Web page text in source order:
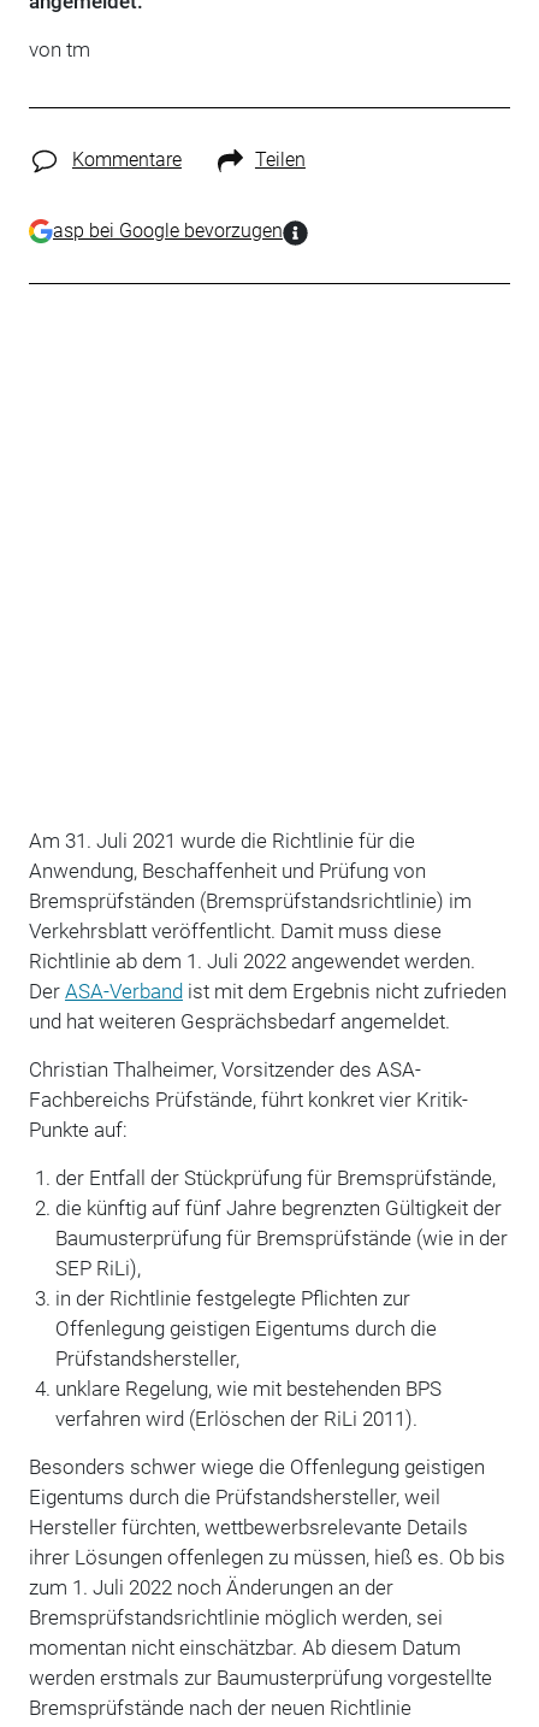
von tm
Kommentare Teilen
asp bei Google bevorzugen
Am 31. Juli 2021 wurde die Richtlinie für die
Anwendung, Beschaffenheit und Prüfung von
Bremsprüfständen (Bremsprüfstandsrichtlinie) im
Verkehrsblatt veröffentlicht. Damit muss diese
Richtlinie ab dem 1. Juli 2022 angewendet werden.
Der ASA-Verbandist mit dem Ergebnis nicht zufrieden
und hat weiteren Gesprächsbedarf angemeldet.
Christian Thalheimer, Vorsitzender des ASA-
Fachbereichs Prüfstände, führt konkret vier Kritik-
Punkte auf:
der Entfall der Stückprüfung für Bremsprüfstände,
die künftig auf fünf Jahre begrenzten Gültigkeit der
Baumusterprüfung für Bremsprüfstände (wie in der
SEP RiLi),
in der Richtlinie festgelegte Pflichten zur
Offenlegung geistigen Eigentums durch die
Prüfstandshersteller,
unklare Regelung, wie mit bestehenden BPS
verfahren wird (Erlöschen der RiLi 2011).
Besonders schwer wiege die Offenlegung geistigen
Eigentums durch die Prüfstandshersteller, weil
Hersteller fürchten, wettbewerbsrelevante Details
ihrer Lösungen offenlegen zu müssen, hieß es. Ob bis
zum 1. Juli 2022 noch Änderungen an der
Bremsprüfstandsrichtlinie möglich werden, sei
momentan nicht einschätzbar. Ab diesem Datum
werden erstmals zur Baumusterprüfung vorgestellte
Bremsprüfstände nach der neuen Richtlinie